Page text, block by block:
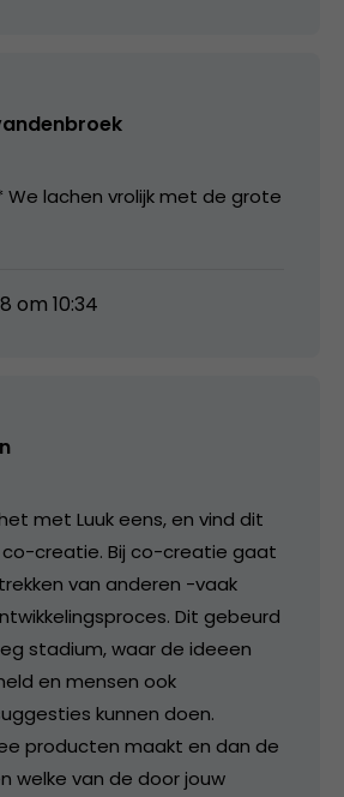
We lachen vrolijk met de grote
om 10:34
het met Luuk eens, en vind dit
creatie. Bij co-creatie gaat
van anderen -vaak
Dit gebeurd
stadium, waar de ideeen
en mensen ook
kunnen doen.
producten maakt en dan de
welke van de door jouw